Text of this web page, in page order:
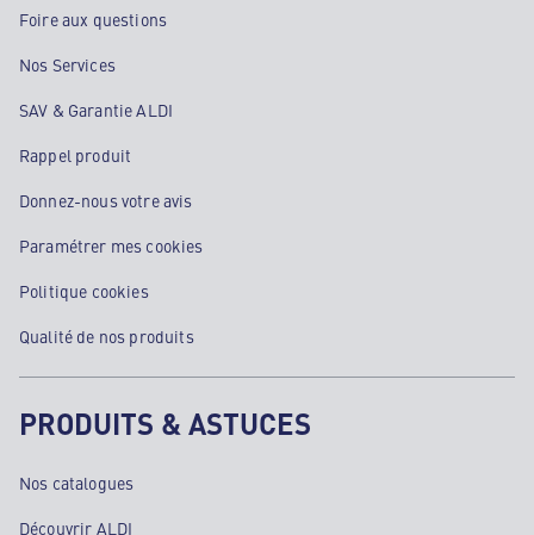
Foire aux questions
Nos Services
SAV & Garantie ALDI
Rappel produit
Donnez-nous votre avis
Paramétrer mes cookies
Politique cookies
Qualité de nos produits
PRODUITS & ASTUCES
Nos catalogues
Découvrir ALDI